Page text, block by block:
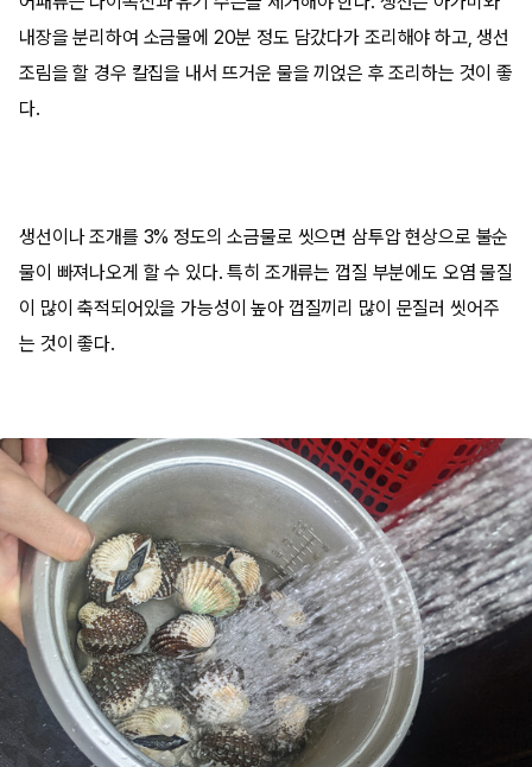
내장을 분리하여 소금물에 20분 정도 담갔다가 조리해야 하고, 생선
조림을 할 경우 칼집을 내서 뜨거운 물을 끼얹은 후 조리하는 것이 좋
다.
생선이나 조개를 3% 정도의 소금물로 씻으면 삼투압 현상으로 불순
물이 빠져나오게 할 수 있다. 특히 조개류는 껍질 부분에도 오염 물질
이 많이 축적되어있을 가능성이 높아 껍질끼리 많이 문질러 씻어주
는 것이 좋다.